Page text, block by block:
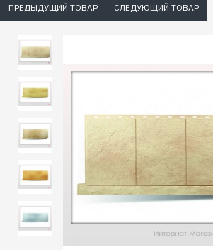
ПРЕДЫДУЩИЙ ТОВАР СЛЕДУЮЩИЙ ТОВАР